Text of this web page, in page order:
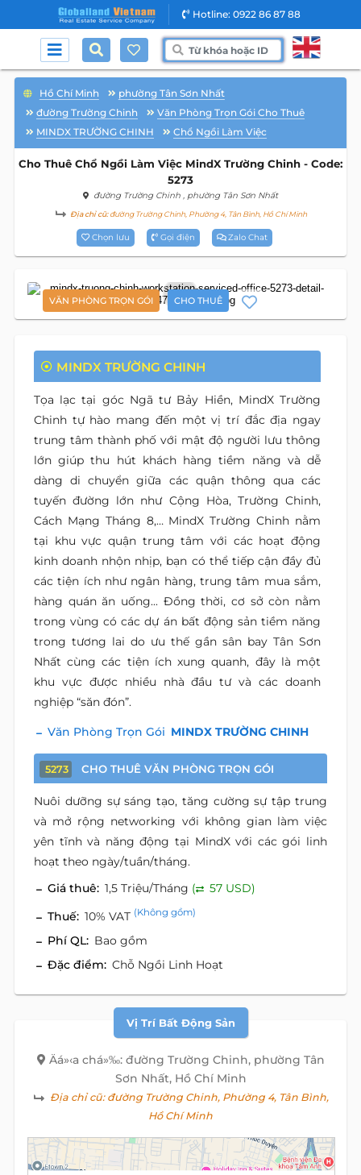
Hotline: 0922 86 87 88
Hồ Chí Minh
phường Tân Sơn Nhất
đường Trường Chinh
Văn Phòng Trọn Gói Cho Thuê
MINDX TRƯỜNG CHINH
Chổ Ngồi Làm Việc
Cho Thuê Chổ Ngồi Làm Việc MindX Trường Chinh - Code:
5273
đường Trường Chinh , phường Tân Sơn Nhất
Địa chỉ cũ:đường Trường Chinh, Phường 4, Tân Bình, Hồ Chí Minh
Chọn lưu Gọi điện Zalo Chat
VĂN PHÒNG TRỌN GÓI CHO THUÊ
2
MINDX TRƯỜNG CHINH
Tọa lạc tại góc Ngã tư Bảy Hiền, MindX Trường
Chinh tự hào mang đến một vị trí đắc địa ngay
trung tâm thành phố với mật độ người lưu thông
lớn giúp thu hút khách hàng tiềm năng và dễ
dàng di chuyển giữa các quận thông qua các
tuyến đường lớn như Cộng Hòa, Trường Chinh,
Cách Mạng Tháng 8,… MindX Trường Chinh nằm
tại khu vực quận trung tâm với các hoạt động
kinh doanh nhộn nhịp, bạn có thể tiếp cận đầy đủ
các tiện ích như ngân hàng, trung tâm mua sắm,
hàng quán ăn uống... Đồng thời, cơ sở còn nằm
trong vùng có các dự án bất động sản tiềm năng
trong tương lai do ưu thế gần sân bay Tân Sơn
Nhất cùng các tiện ích xung quanh, đây là một
khu vực được nhiều nhà đầu tư và các doanh
nghiệp “săn đón”.
Văn Phòng Trọn Gói MINDX TRƯỜNG CHINH
5273 CHO THUÊ VĂN PHÒNG TRỌN GÓI
Nuôi dưỡng sự sáng tạo, tăng cường sự tập trung
và mở rộng networking với không gian làm việc
yên tĩnh và năng động tại MindX với các gói linh
hoạt theo ngày/tuần/tháng.
Giá thuê: 1,5 Triệu/Tháng (
57 USD)
Thuế: 10% VAT (Không gồm)
Phí QL: Bao gồm
Đặc điểm: Chỗ Ngồi Linh Hoạt
Vị Trí Bất Động Sản
Äá»‹a chá»‰: đường Trường Chinh, phường Tân
Sơn Nhất, Hồ Chí Minh
Địa chỉ cũ:đường Trường Chinh, Phường 4, Tân Bình,
Hồ Chí Minh